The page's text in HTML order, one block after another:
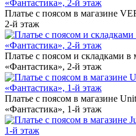
Платье с поясом в магазине
2-й этаж
Платье с поясом и складками
«‎Фантастика», 2-й этаж
Платье с поясом в магазине
«‎Фантастика», 1-й этаж